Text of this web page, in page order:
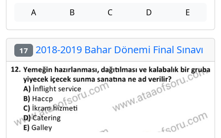
A B C D E
17 2018-2019 Bahar Dönemi Final Sınavı